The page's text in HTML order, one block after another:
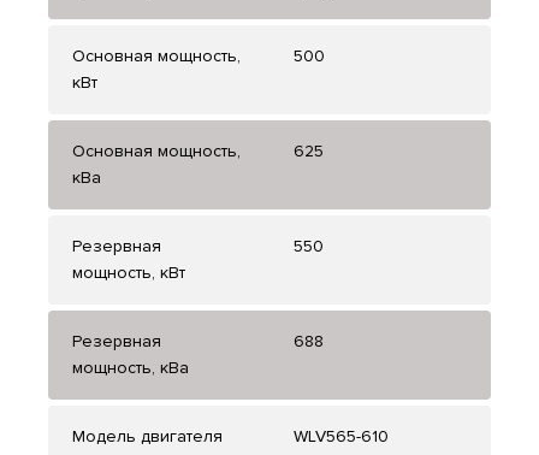
Основная мощность,
кВт
500
Основная мощность,
кВа
625
Резервная
мощность, кВт
550
Резервная
мощность, кВа
688
Модель двигателя WLV565-610